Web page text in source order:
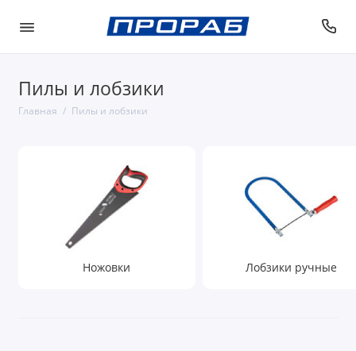
Пилы и лобзики
Главная Пилы и лобзики
Ножовки Лобзики ручные